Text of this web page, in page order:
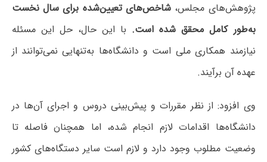
پژوهش‌های مجلس،شاخص‌های تعیین‌شده برای سال نخست
به‌طور کامل محقق شده است. با این حال، حل این مسئله
نیازمند همکاری ملی است و دانشگاه‌ها به‌تنهایی نمی‌توانند از
عهده آن برآیند.
وی افزود: از نظر مقررات و پیش‌بینی دروس و اجرای آن‌ها در
دانشگاه‌ها اقدامات لازم انجام شده، اما همچنان فاصله تا
وضعیت مطلوب وجود دارد و لازم است سایر دستگاه‌های کشور